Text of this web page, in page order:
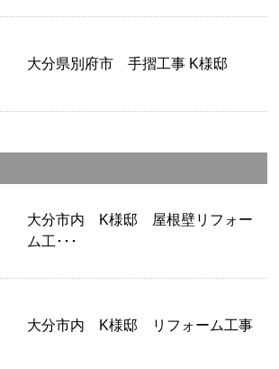
大分県別府市 手摺工事 K様邸
大分市内 K様邸 屋根壁リフォー
ム工･･･
大分市内 K様邸 リフォーム工事